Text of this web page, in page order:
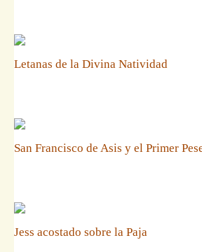
Letanas de la Divina Natividad
San Francisco de Asis y el Primer
Jess acostado sobre la Paja